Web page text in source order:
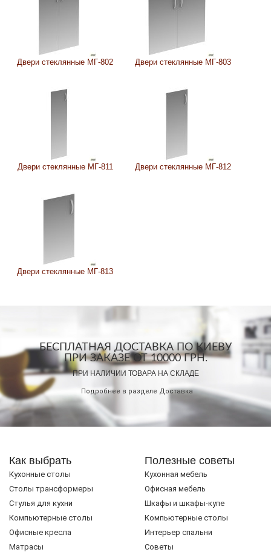
Двери стеклянные МГ-802 Двери стеклянные МГ-803
Двери стеклянные МГ-811 Двери стеклянные МГ-812
Двери стеклянные МГ-813
БЕСПЛАТНАЯ ДОСТАВКА ПО КИЕВУ
ПРИ ЗАКАЗЕ ОТ 10000 ГРН.
ПРИ НАЛИЧИИ ТОВАРА НА СКЛАДЕ
Подробнее в разделе Доставка
Как выбрать
Кухонные столы
Cтолы трансформеры
Стулья для кухни
Компьютерные столы
Офисные кресла
Матрасы
Полезные советы
Кухонная мебель
Офисная мебель
Шкафы и шкафы-купе
Компьютерные столы
Интерьер спальни
Советы